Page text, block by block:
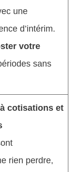
une
d’intérim.
votre
sans
cotisations et
rien perdre,